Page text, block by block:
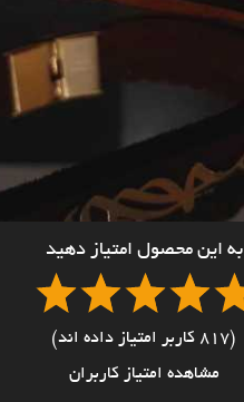
به این محصول امتیاز دهید
(817 کاربر امتیاز داده اند)
مشاهده امتیاز کاربران